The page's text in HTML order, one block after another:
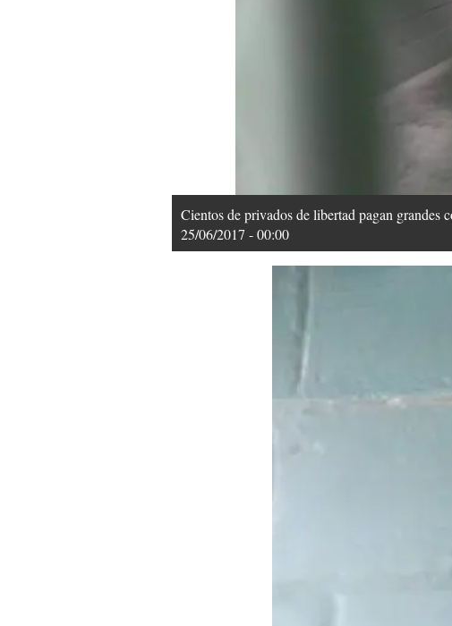
Cientos de privados de libertad pagan grandes
25/06/2017 - 00:00